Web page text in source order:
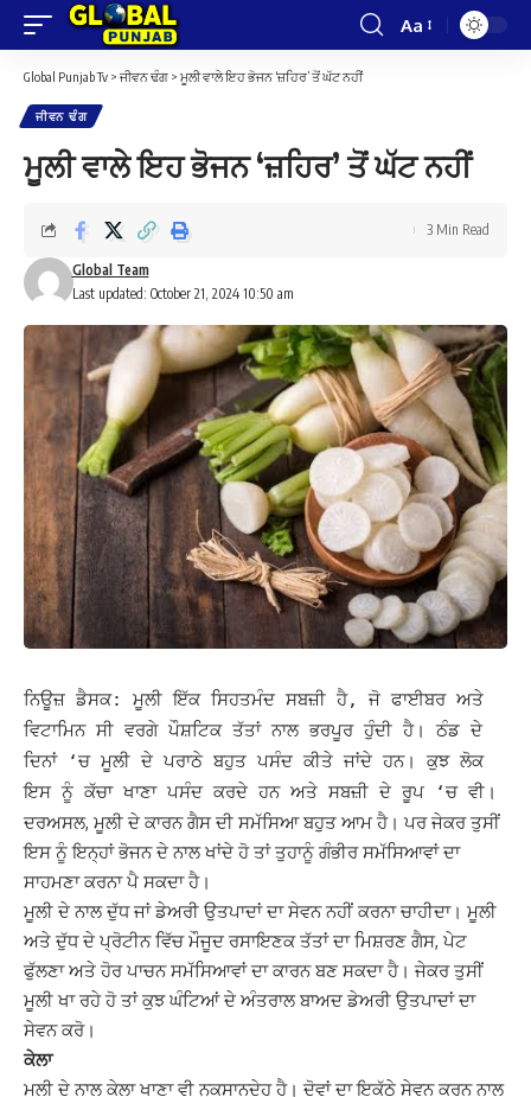
Font
Aa
Global Punjab Tv > ਜੀਵਨ ਢੰਗ > ਮੂਲੀ ਵਾਲੇ ਇਹ ਭੋਜਨ ‘ਜ਼ਹਿਰ’ ਤੋਂ ਘੱਟ ਨਹੀਂ
ਜੀਵਨ ਢੰਗ
ਮੂਲੀ ਵਾਲੇ ਇਹ ਭੋਜਨ ‘ਜ਼ਹਿਰ’ ਤੋਂ ਘੱਟ ਨਹੀਂ
Last updated: October 21, 2024 10:50 am
Global Team
3 Min Read
ਨਿਊਜ਼ ਡੈਸਕ: ਮੂਲੀ ਇੱਕ ਸਿਹਤਮੰਦ ਸਬਜ਼ੀ ਹੈ, ਜੋ ਫਾਈਬਰ ਅਤੇ
ਵਿਟਾਮਿਨ ਸੀ ਵਰਗੇ ਪੌਸ਼ਟਿਕ ਤੱਤਾਂ ਨਾਲ ਭਰਪੂਰ ਹੁੰਦੀ ਹੈ। ਠੰਡ ਦੇ
ਦਿਨਾਂ ‘ਚ ਮੂਲੀ ਦੇ ਪਰਾਠੇ ਬਹੁਤ ਪਸੰਦ ਕੀਤੇ ਜਾਂਦੇ ਹਨ। ਕੁਝ ਲੋਕ
ਇਸ ਨੂੰ ਕੱਚਾ ਖਾਣਾ ਪਸੰਦ ਕਰਦੇ ਹਨ ਅਤੇ ਸਬਜ਼ੀ ਦੇ ਰੂਪ ‘ਚ ਵੀ।
ਦਰਅਸਲ, ਮੂਲੀ ਦੇ ਕਾਰਨ ਗੈਸ ਦੀ ਸਮੱਸਿਆ ਬਹੁਤ ਆਮ ਹੈ। ਪਰ ਜੇਕਰ ਤੁਸੀਂ
ਇਸ ਨੂੰ ਇਨ੍ਹਾਂ ਭੋਜਨ ਦੇ ਨਾਲ ਖਾਂਦੇ ਹੋ ਤਾਂ ਤੁਹਾਨੂੰ ਗੰਭੀਰ ਸਮੱਸਿਆਵਾਂ ਦਾ
ਸਾਹਮਣਾ ਕਰਨਾ ਪੈ ਸਕਦਾ ਹੈ।
ਮੂਲੀ ਦੇ ਨਾਲ ਦੁੱਧ ਜਾਂ ਡੇਅਰੀ ਉਤਪਾਦਾਂ ਦਾ ਸੇਵਨ ਨਹੀਂ ਕਰਨਾ ਚਾਹੀਦਾ। ਮੂਲੀ
ਅਤੇ ਦੁੱਧ ਦੇ ਪ੍ਰੋਟੀਨ ਵਿੱਚ ਮੌਜੂਦ ਰਸਾਇਣਕ ਤੱਤਾਂ ਦਾ ਮਿਸ਼ਰਣ ਗੈਸ, ਪੇਟ
ਫੁੱਲਣਾ ਅਤੇ ਹੋਰ ਪਾਚਨ ਸਮੱਸਿਆਵਾਂ ਦਾ ਕਾਰਨ ਬਣ ਸਕਦਾ ਹੈ। ਜੇਕਰ ਤੁਸੀਂ
ਮੂਲੀ ਖਾ ਰਹੇ ਹੋ ਤਾਂ ਕੁਝ ਘੰਟਿਆਂ ਦੇ ਅੰਤਰਾਲ ਬਾਅਦ ਡੇਅਰੀ ਉਤਪਾਦਾਂ ਦਾ
ਸੇਵਨ ਕਰੋ।
ਕੇਲਾ
ਮੂਲੀ ਦੇ ਨਾਲ ਕੇਲਾ ਖਾਣਾ ਵੀ ਨੁਕਸਾਨਦੇਹ ਹੈ। ਦੋਵਾਂ ਦਾ ਇਕੱਠੇ ਸੇਵਨ ਕਰਨ ਨਾਲ